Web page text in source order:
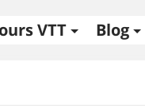
VTT Blog